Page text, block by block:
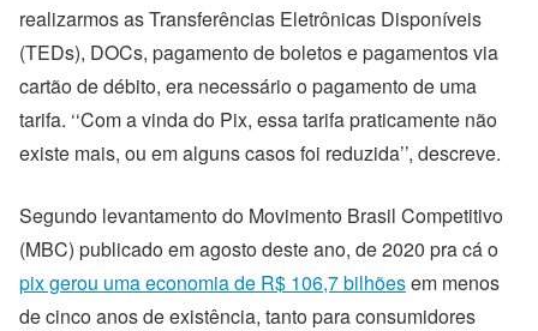
realizarmos as Transferências Eletrônicas Disponíveis
(TEDs), DOCs, pagamento de boletos e pagamentos via
cartão de débito, era necessário o pagamento de uma
tarifa. ‘‘Com a vinda do Pix, essa tarifa praticamente não
existe mais, ou em alguns casos foi reduzida’’, descreve.
Segundo levantamento do Movimento Brasil Competitivo
(MBC) publicado em agosto deste ano, de 2020 pra cá o
pix gerou uma economia de R$ 106,7 bilhõesem menos
de cinco anos de existência, tanto para consumidores